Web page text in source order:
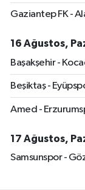
Gaziantep FK -
16 Ağustos,
Başakşehir -
Beşiktaş -
Amed -
17 Ağustos,
Samsunspor -